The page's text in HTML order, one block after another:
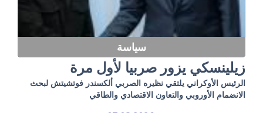
سياسة
زيلينسكي يزور صربيا لأول مرة
الرئيس الأوكراني يلتقي نظيره الصربي ألكسندر فوتشيتش لبحث
الانضمام الأوروبي والتعاون الاقتصادي والطاقي